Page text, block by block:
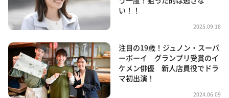
い！！
2025.09.18
注目の19歳！ジュノン・スーパ
ーボーイ グランプリ受賞のイ
ケメン俳優 新人店員役でドラ
マ初出演！
2024.06.09